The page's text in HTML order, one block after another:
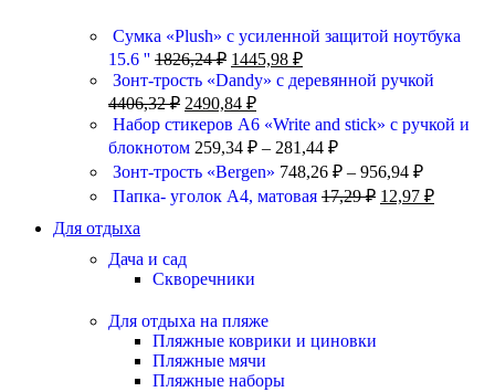
Сумка «Plush» c усиленной защитой ноутбука
15.6 '' 1826,24₽ 1445,98 ₽
Зонт-трость «Dandy» с деревянной ручкой
4406,32₽ 2490,84 ₽
Набор стикеров А6 «Write and stick» с ручкой и
блокнотом 259,34 ₽ – 281,44 ₽
Зонт-трость «Bergen» 748,26 ₽ – 956,94 ₽
Папка- уголок А4, матовая 17,29₽ 12,97 ₽
Для отдыха
Дача и сад
Скворечники
Для отдыха на пляже
Пляжные коврики и циновки
Пляжные мячи
Пляжные наборы